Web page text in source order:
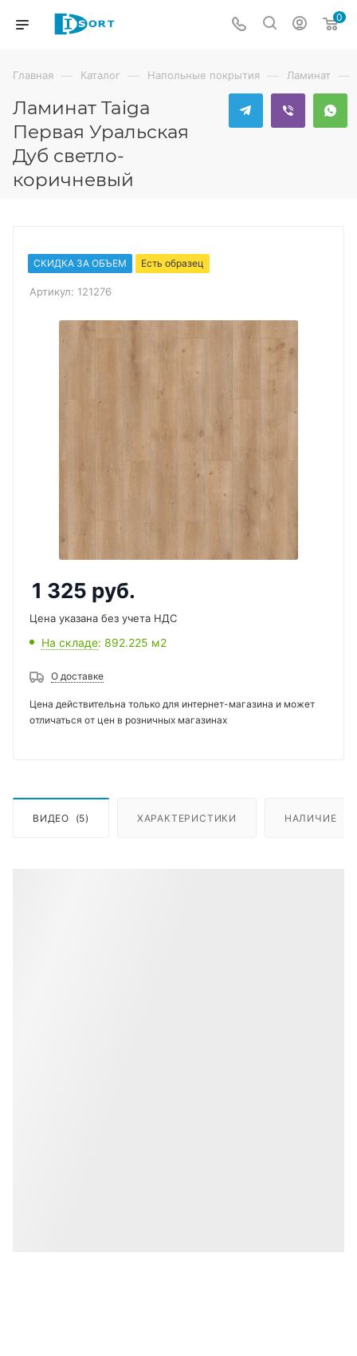
0
Главная — Каталог — Напольные покрытия — Ламинат —
Ламинат Taiga
Первая Уральская
Дуб светло-
коричневый
СКИДКА ЗА ОБЪЕМ Есть образец
Артикул: 121276
1 325 руб.
Цена указана без учета НДС
На складе: 892.225 м2
О доставке
Цена действительна только для интернет-магазина и может
отличаться от цен в розничных магазинах
ВИДЕО (5) ХАРАКТЕРИСТИКИ НАЛИЧИЕ